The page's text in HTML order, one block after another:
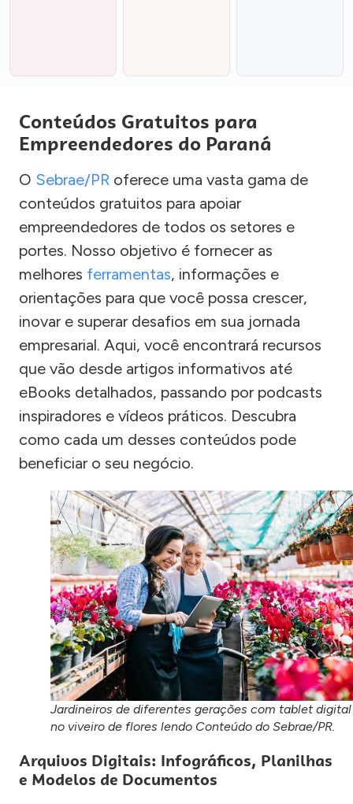
Conteúdos Gratuitos para
Empreendedores do Paraná
O Sebrae/PR oferece uma vasta gama de
conteúdos gratuitos para apoiar
empreendedores de todos os setores e
portes. Nosso objetivo é fornecer as
melhores ferramentas, informações e
orientações para que você possa crescer,
inovar e superar desafios em sua jornada
empresarial. Aqui, você encontrará recursos
que vão desde artigos informativos até
eBooks detalhados, passando por podcasts
inspiradores e vídeos práticos. Descubra
como cada um desses conteúdos pode
beneficiar o seu negócio.
Jardineiros de diferentes gerações com tablet digital
no viveiro de flores lendo Conteúdo do Sebrae/PR.
Arquivos Digitais: Infográficos, Planilhas
e Modelos de Documentos